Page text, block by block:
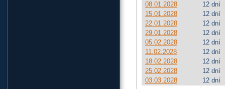
08.01.2028
12 dní
15.01.2028
12 dní
22.01.2028
12 dní
29.01.2028
12 dní
05.02.2028
12 dní
11.02.2028
12 dní
18.02.2028
12 dní
25.02.2028
12 dní
03.03.2028
12 dní